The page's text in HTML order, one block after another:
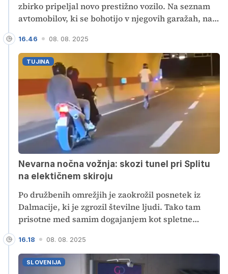
zbirko pripeljal novo prestižno vozilo. Na seznam
avtomobilov, ki se bohotijo v njegovih garažah, naj
ki je vreden okoli dva milijona evrov.
TUJINA
16.46 08. 08. 2025
Nevarna nočna vožnja: skozi tunel pri Splitu
na elektičnem skiroju
Po družbenih omrežjih je zaokrožil posnetek iz
Dalmacije, ki je zgrozil številne ljudi. Tako tam
prisotne med samim dogajanjem kot spletne
neodgovorni voznik zapeljal kar na elektičnem
skiroju in na prehitevalnem pasu povzročil zastoj
voznikov, ki so mu jezno hupali.
SLOVENIJA
16.18 08. 08. 2025